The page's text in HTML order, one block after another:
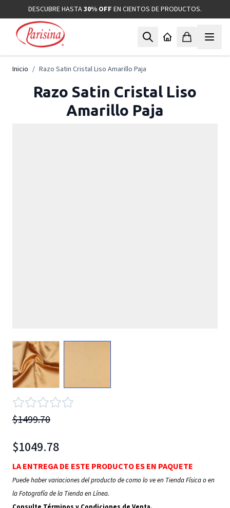
Ir al contenidoDESCUBRE HASTA30% OFF EN CIENTOS DE PRODUCTOS.
Inicio / Razo Satin Cristal Liso Amarillo Paja
Razo Satin Cristal Liso
Amarillo Paja
View larger image
$1499.70
$1049.78
LA ENTREGA DE ESTE PRODUCTO ES EN PAQUETE
Puede haber variaciones del producto de como lo ve en Tienda Física o en
la Fotografía de la Tienda en Línea.